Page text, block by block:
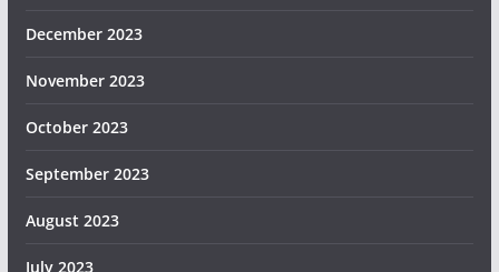
December 2023
November 2023
October 2023
September 2023
August 2023
July 2023